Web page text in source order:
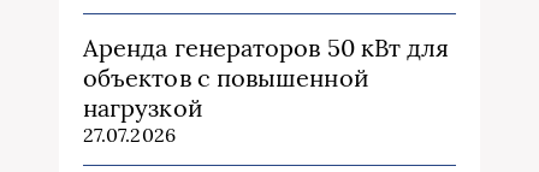
Аренда генераторов 50 кВт для
объектов с повышенной
нагрузкой
27.07.2026